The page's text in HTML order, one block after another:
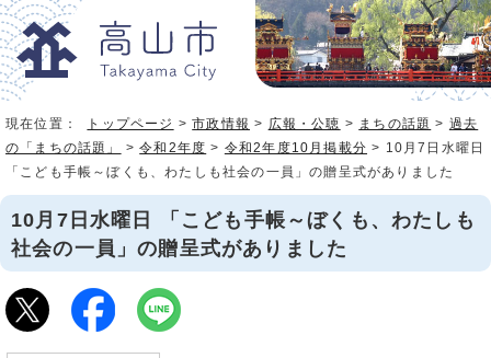
現在位置： トップページ >市政情報 > 広報・公聴 > まちの話題 > 過去
の「まちの話題」
>令和2年度 > 令和2年度10月掲載分 > 10月7日水曜日
「こども手帳～ぼくも、わたしも社会の一員」の贈呈式がありました
10月7日水曜日 「こども手帳～ぼくも、わたしも
社会の一員」の贈呈式がありました